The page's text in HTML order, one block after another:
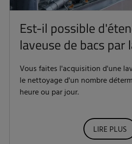
Est-il possible
laveuse de bacs par
Vous faites l'acquisition d'une
le nettoyage d'un nombre
heure ou par jour.
LIRE PLUS